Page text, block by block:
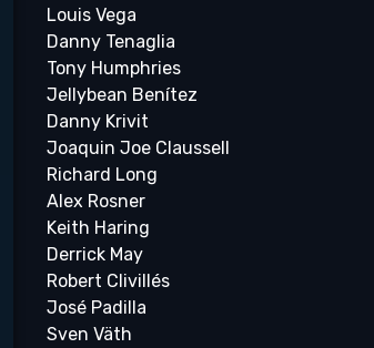
Louis Vega
Danny Tenaglia
Tony Humphries
Jellybean Benítez
Danny Krivit
Joaquin Joe Claussell
Richard Long
Alex Rosner
Keith Haring
Derrick May
Robert Clivillés
José Padilla
Sven Väth